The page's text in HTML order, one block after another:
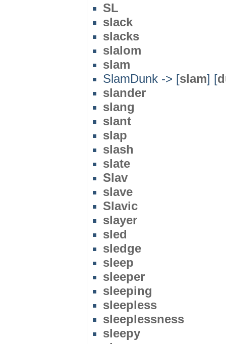
SL
slack
slacks
slalom
slam
SlamDunk -> [slam] [
slander
slang
slant
slap
slash
slate
Slav
slave
Slavic
slayer
sled
sledge
sleep
sleeper
sleeping
sleepless
sleeplessness
sleepy